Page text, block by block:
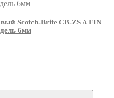
Scotch-Brite CB-ZS A FIN
6мм